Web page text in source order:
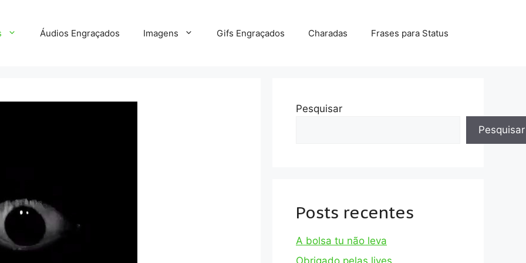
Áudios Engraçados Imagens Gifs Engraçados Charadas Frases para Status
Pesquisar
Pesquisar
Posts recentes
A bolsa tu não leva
Obrigado pelas lives